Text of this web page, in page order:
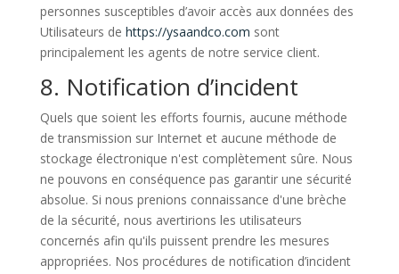
personnes susceptibles d’avoir accès aux données des
Utilisateurs de https://ysaandco.com sont
principalement les agents de notre service client.
8. Notification d’incident
Quels que soient les efforts fournis, aucune méthode
de transmission sur Internet et aucune méthode de
stockage électronique n'est complètement sûre. Nous
ne pouvons en conséquence pas garantir une sécurité
absolue. Si nous prenions connaissance d'une brèche
de la sécurité, nous avertirions les utilisateurs
concernés afin qu'ils puissent prendre les mesures
appropriées. Nos procédures de notification d’incident